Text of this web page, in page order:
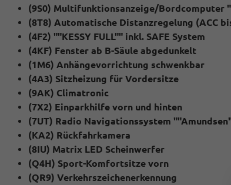
(9S0) Multifunktionsanzeige/Bordcomputer
(8T8) Automatische Distanzregelung (ACC
(4F2) ""KESSY FULL"" inkl. SAFE System
(4KF) Fenster ab B-Säule abgedunkelt
(1M6) Anhängevorrichtung schwenkbar
(4A3) Sitzheizung für Vordersitze
(9AK) Climatronic
(7X2) Einparkhilfe vorn und hinten
(7UT) Radio Navigationssystem
(KA2) Rückfahrkamera
(8IU) Matrix LED Scheinwerfer
(Q4H) Sport-Komfortsitze vorn
(QR9) Verkehrszeichenerkennung